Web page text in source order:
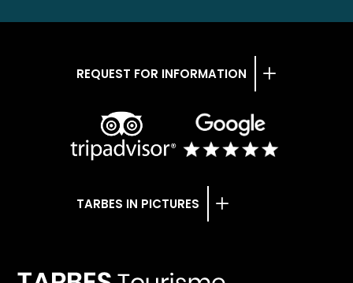
REQUEST FOR INFORMATION
TARBES IN PICTURES